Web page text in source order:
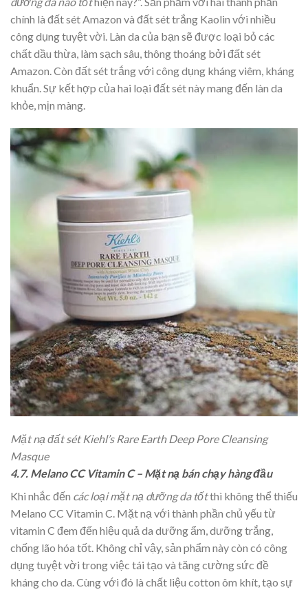
chính là đất sét Amazon và đất sét trắng Kaolin với nhiều
công dụng tuyệt vời. Làn da của bạn sẽ được loại bỏ các
chất dầu thừa, làm sạch sâu, thông thoáng bởi đất sét
Amazon. Còn đất sét trắng với công dụng kháng viêm, kháng
khuẩn. Sự kết hợp của hai loại đất sét này mang đến làn da
khỏe, mịn màng.
Mặt nạ đất sét Kiehl’s Rare Earth Deep Pore Cleansing
Masque
4.7. Melano CC Vitamin C – Mặt nạ bán chạy hàng đầu
Khi nhắc đến các loại mặt nạ dưỡng da tốtthì không thể thiếu
Melano CC Vitamin C. Mặt nạ với thành phần chủ yếu từ
vitamin C đem đến hiệu quả da dưỡng ẩm, dưỡng trắng,
chống lão hóa tốt. Không chỉ vậy, sản phẩm này còn có công
dụng tuyệt vời trong việc tái tạo và tăng cường sức đề
kháng cho da. Cùng với đó là chất liệu cotton ôm khít, tạo sự